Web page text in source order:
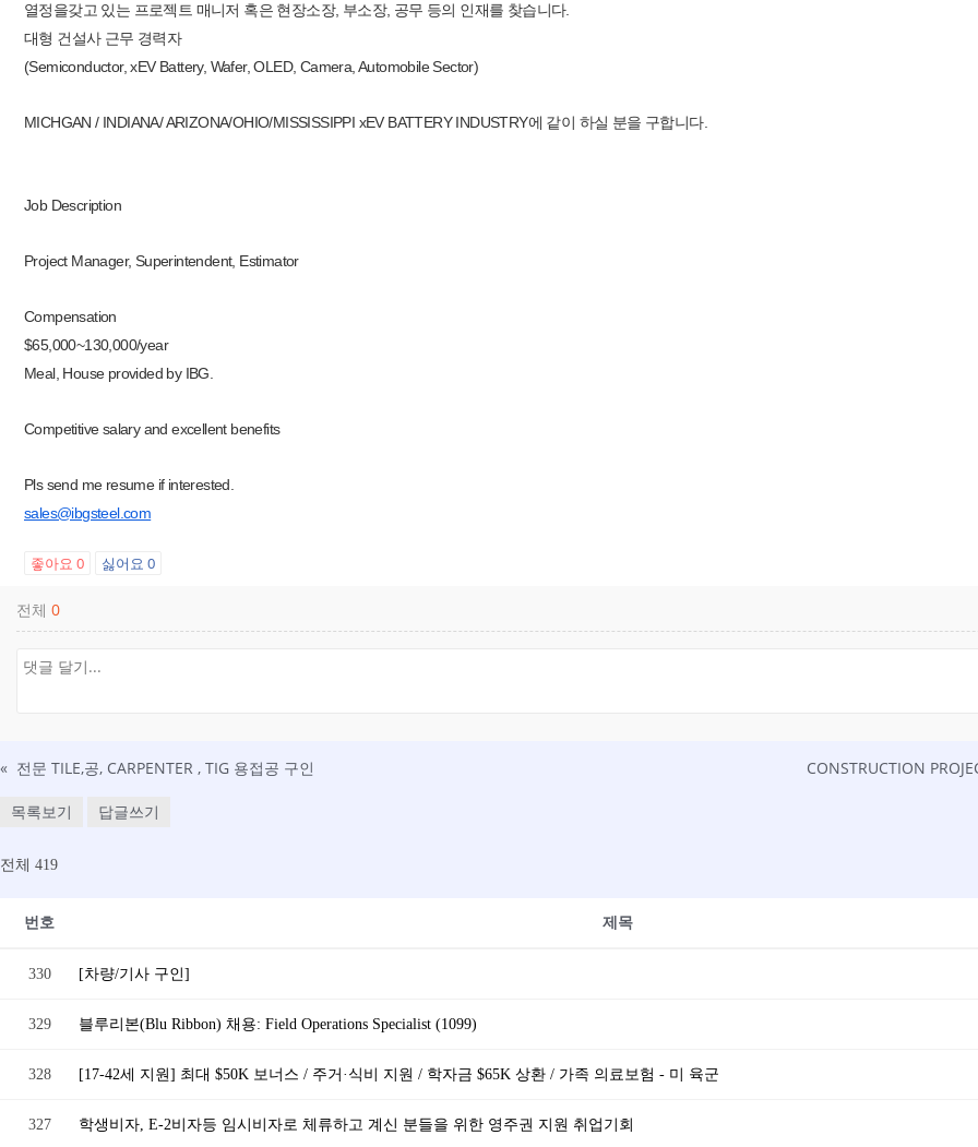
열정을갖고 있는 프로젝트 매니저 혹은 현장소장, 부소장, 공무 등의 인재를 찾습니다.
대형 건설사 근무 경력자
(Semiconductor, xEV Battery, Wafer, OLED, Camera, Automobile Sector)
MICHGAN / INDIANA/ ARIZONA/OHIO/MISSISSIPPI xEV BATTERY INDUSTRY에 같이 하실 분을 구합니다.
Job Description
Project Manager, Superintendent, Estimator
Compensation
$65,000~130,000/year
Meal, House provided by IBG.
Competitive salary and excellent benefits
Pls send me resume if interested.
sales@ibgsteel.com
좋아요 0 싫어요 0
전체 0
« 전문 TILE,공, CARPENTER , TIG 용접공 구인
목록보기 답글쓰기
전체 419
번호 제목
330 [차량/기사 구인]
329 블루리본(Blu Ribbon) 채용: Field Operations Specialist (1099)
328 [17-42세 지원] 최대 $50K 보너스 / 주거·식비 지원 / 학자금 $65K 상환 / 가족 의료보험 - 미 육군
327 학생비자, E-2비자등 임시비자로 체류하고 계신 분들을 위한 영주권 지원 취업기회